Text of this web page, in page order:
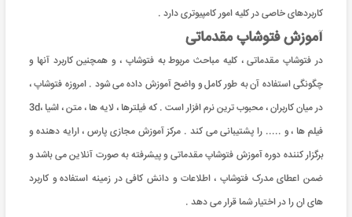
کاربردهای خاصی در کلیه امور کامپیوتری دارد .
آموزش فتوشاپ مقدماتی
در فتوشاپ مقدماتی ، کلیه مباحث مربوط به فتوشاپ ، و همچنین کاربرد آنها و
چگونگی استفاده آن به طور کامل و واضح آموزش داده می شود . امروزه فتوشاپ ،
در میان کاربران ، محبوب ترین نرم افزار است . که فیلترها ، لایه ها ، متن ، اشیا ،3d
فیلم ها ، و ..... را پشتیبانی می کند . مرکز آموزش مجازی پارس ، ارایه دهنده و
برگزار کننده دوره آموزش فتوشاپ مقدماتی و پیشرفته به صورت آنلاین می باشد و
ضمن اعطای مدرک فتوشاپ ، اطلاعات و دانش کافی در زمینه استفاده و کاربرد
های ان را در اختیار شما قرار می دهد .